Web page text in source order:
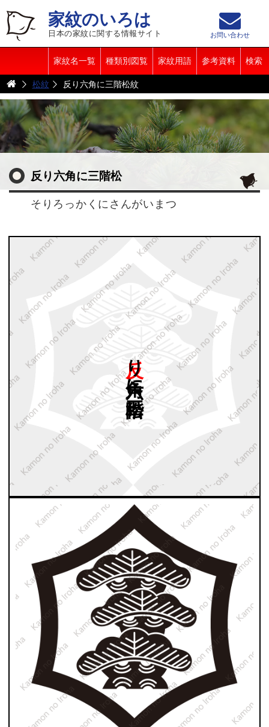
家紋のいろは
日本の家紋に関する情報サイト
家紋名一覧 種類別図覧 家紋用語 参考資料 検索
お問い合わせ
松紋 反り六角に三階松紋
反り六角に三階松
そりろっかくにさんがいまつ
三階松